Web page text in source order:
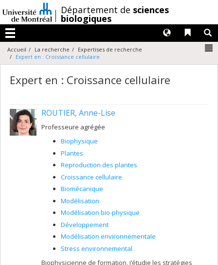
au
contenu
/Département de sciences
biologiques
Menu
Liens
Langues
Accueil La recherche
Expertises de recherche
Expert en : Croissance cellulaire
Expert en : Croissance cellulaire
ROUTIER, Anne-Lise
Professeure agrégée
Biophysique
Plantes
Reproduction des plantes
Croissance cellulaire
Biomécanique
Modélisation
Modélisation bio-physique
Développement
Modélisation environnementale
Stress environnemental
Biophysicienne de formation, j’étudie les stratégies